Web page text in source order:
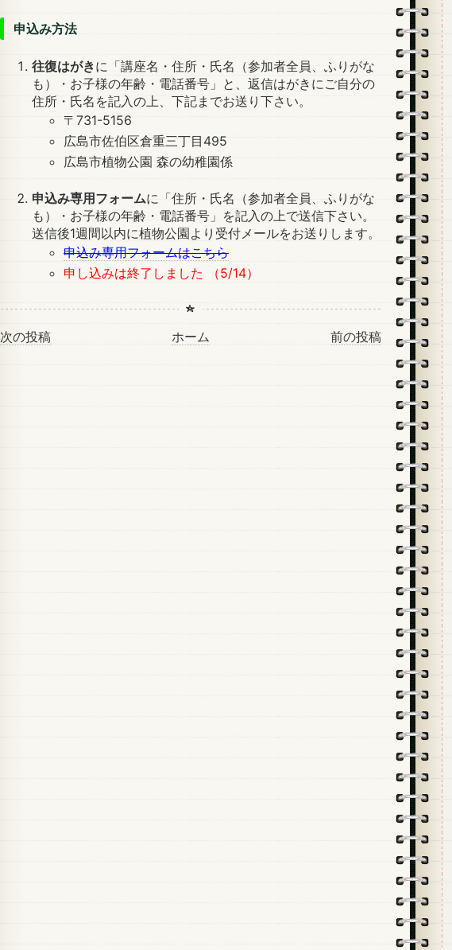
申込み方法
往復はがきに「講座名・住所・氏名（参加者全員、ふりがな
も）・お子様の年齢・電話番号」と、返信はがきにご自分の
住所・氏名を記入の上、下記までお送り下さい。
〒731-5156
広島市佐伯区倉重三丁目495
広島市植物公園 森の幼稚園係
申込み専用フォームに「住所・氏名（参加者全員、ふりがな
も）・お子様の年齢・電話番号」を記入の上で送信下さい。
送信後1週間以内に植物公園より受付メールをお送りします。
申込み専用フォームはこちら
申し込みは終了しました （5/14）
次の投稿 前の投稿
ホーム